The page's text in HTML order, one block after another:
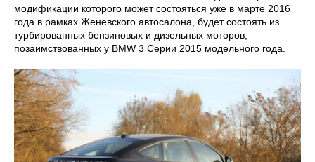
модификации которого может состояться уже в марте 2016
года в рамках Женевского автосалона, будет состоять из
турбированных бензиновых и дизельных моторов,
позаимствованных у BMW 3 Серии 2015 модельного года.